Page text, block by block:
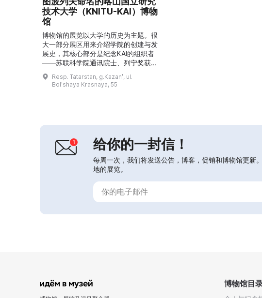
技术大学（KNITU-KAI）博物
馆
博物馆的展览以大学的历史为主题。很
大一部分展区用来介绍学院的创建与发
展史，其核心部分是纪念KAI的组织者
——苏联科学院通讯院士、列宁奖获得
者尼古拉·古里耶维奇·切塔耶夫的陈列
角。展览反映了各个院系的创建与发展
历程，以及该校作为国内最早设立的喷
科研工作外，博物馆还广泛陈列了关于
集体与学生社会生...
Resp. Tatarstan, g.Kazanʹ, ul.
Bolʹshaya Krasnaya, 55
给你的一封信！
每周一次，我们将发送公告，博客，促销和博物馆更新
地的展览。
博物馆目